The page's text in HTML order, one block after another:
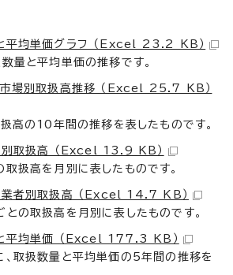
平均単価グラフ （Excel 23.2 KB）
量と平均単価の推移です。
場別取扱高推移 （Excel 25.7 KB）
高の10年間の推移を表したものです。
別取扱高 （Excel 13.9 KB）
扱高を月別に表したものです。
業者別取扱高 （Excel 14.7 KB）
の取扱高を月別に表したものです。
平均単価 （Excel 177.3 KB）
、取扱数量と平均単価の5年間の推移を